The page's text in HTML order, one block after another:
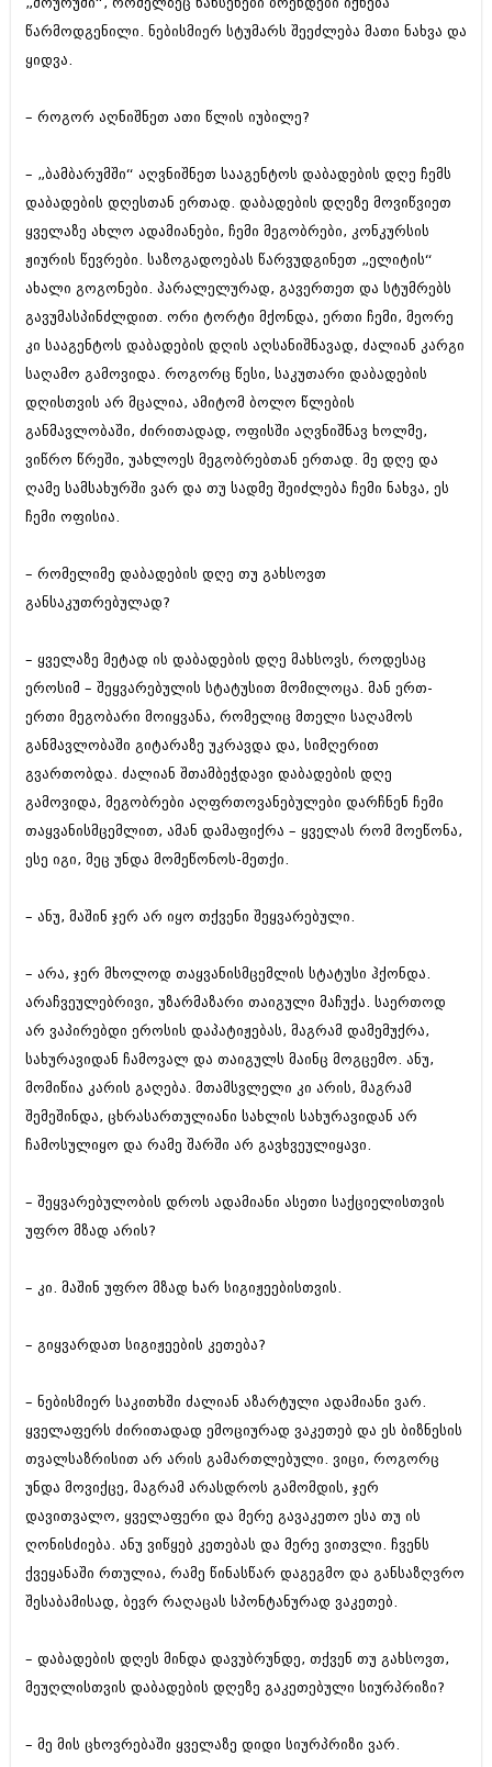
მარტი 2014 (413)
თებერვალი 2014 (318)
ოქტომბერი 2013 (256)
ივლისი 2013 (182)
ივნისი 2013 (212)
მაისი 2013 (259)
მარტი 2013 (352)
თებერვალი 2013 (204)
იანვარი 2013 (334)
ნოემბერი 2012 (295)
ოქტომბერი 2012 (350)
სექტემბერი 2012 (264)
აგვისტო 2012 (268)
ივლისი 2012 (322)
ივნისი 2012 (282)
მაისი 2012 (240)
აპრილი 2012 (294)
იანვარი 2012 (322)
ნოემბერი 2011 (471)
აგვისტო 2011 (249)
ივლისი 2011 (400)
ივნისი 2011 (438)
მაისი 2011 (415)
აპრილი 2011 (294)
მარტი 2011 (654)
თებერვალი 2011 (329)
(157)
დეკემბერი 2010 (881)
სექტემბერი 2010 (449)
ივლისი 2010 (556)
ივნისი 2010 (685)
მაისი 2010 (232)
აპრილი 2010 (229)
მარტი 2010 (454)
თებერვალი 2010 (421)
დეკემბერი 2009 (510)
ნოემბერი 2009 (308)
აგვისტო 2009 (14)
ივლისი 2009 (118)
დეკემბერი 0215 (1)
ოქტომბერი 0215 (1)
აგვისტო 0212 (1)
წარმოდგენილი. ნებისმიერ სტუმარს შეეძლება მათი ნახვა და
ყიდვა.
– როგორ აღნიშნეთ ათი წლის იუბილე?
– „ბამბარუმში“ აღვნიშნეთ სააგენტოს დაბადების დღე ჩემს
დაბადების დღესთან ერთად. დაბადების დღეზე მოვიწვიეთ
ყველაზე ახლო ადამიანები, ჩემი მეგობრები, კონკურსის
ჟიურის წევრები. საზოგადოებას წარვუდგინეთ „ელიტის“
ახალი გოგონები. პარალელურად, გავერთეთ და სტუმრებს
გავუმასპინძლდით. ორი ტორტი მქონდა, ერთი ჩემი, მეორე
კი სააგენტოს დაბადების დღის აღსანიშნავად, ძალიან კარგი
საღამო გამოვიდა. როგორც წესი, საკუთარი დაბადების
დღისთვის არ მცალია, ამიტომ ბოლო წლების
განმავლობაში, ძირითადად, ოფისში აღვნიშნავ ხოლმე,
ვიწრო წრეში, უახლოეს მეგობრებთან ერთად. მე დღე და
ღამე სამსახურში ვარ და თუ სადმე შეიძლება ჩემი ნახვა, ეს
ჩემი ოფისია.
– რომელიმე დაბადების დღე თუ გახსოვთ
განსაკუთრებულად?
– ყველაზე მეტად ის დაბადების დღე მახსოვს, როდესაც
ეროსიმ – შეყვარებულის სტატუსით მომილოცა. მან ერთ-
ერთი მეგობარი მოიყვანა, რომელიც მთელი საღამოს
განმავლობაში გიტარაზე უკრავდა და, სიმღერით
გვართობდა. ძალიან შთამბეჭდავი დაბადების დღე
გამოვიდა, მეგობრები აღფრთოვანებულები დარჩნენ ჩემი
თაყვანისმცემლით, ამან დამაფიქრა – ყველას რომ მოეწონა,
ესე იგი, მეც უნდა მომეწონოს-მეთქი.
– ანუ, მაშინ ჯერ არ იყო თქვენი შეყვარებული.
– არა, ჯერ მხოლოდ თაყვანისმცემლის სტატუსი ჰქონდა.
არაჩვეულებრივი, უზარმაზარი თაიგული მაჩუქა. საერთოდ
არ ვაპირებდი ეროსის დაპატიჟებას, მაგრამ დამემუქრა,
სახურავიდან ჩამოვალ და თაიგულს მაინც მოგცემო. ანუ,
მომიწია კარის გაღება. მთამსვლელი კი არის, მაგრამ
შემეშინდა, ცხრასართულიანი სახლის სახურავიდან არ
ჩამოსულიყო და რამე შარში არ გავხვეულიყავი.
– შეყვარებულობის დროს ადამიანი ასეთი საქციელისთვის
უფრო მზად არის?
– კი. მაშინ უფრო მზად ხარ სიგიჟეებისთვის.
– გიყვარდათ სიგიჟეების კეთება?
– ნებისმიერ საკითხში ძალიან აზარტული ადამიანი ვარ.
ყველაფერს ძირითადად ემოციურად ვაკეთებ და ეს ბიზნესის
თვალსაზრისით არ არის გამართლებული. ვიცი, როგორც
უნდა მოვიქცე, მაგრამ არასდროს გამომდის, ჯერ
დავითვალო, ყველაფერი და მერე გავაკეთო ესა თუ ის
ღონისძიება. ანუ ვიწყებ კეთებას და მერე ვითვლი. ჩვენს
ქვეყანაში რთულია, რამე წინასწარ დაგეგმო და განსაზღვრო
შესაბამისად, ბევრ რაღაცას სპონტანურად ვაკეთებ.
– დაბადების დღეს მინდა დავუბრუნდე, თქვენ თუ გახსოვთ,
მეუღლისთვის დაბადების დღეზე გაკეთებული სიურპრიზი?
– მე მის ცხოვრებაში ყველაზე დიდი სიურპრიზი ვარ.